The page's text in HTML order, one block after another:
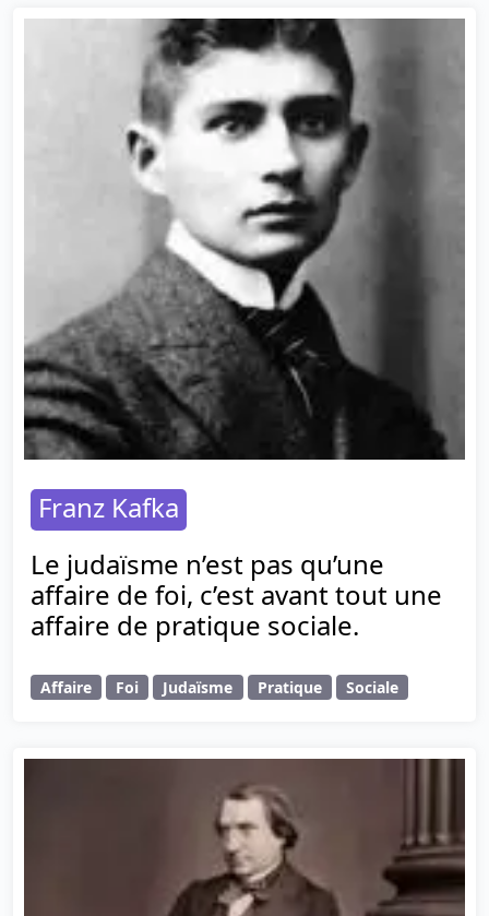
Franz Kafka
Le judaïsme n’est pas qu’une
affaire de foi, c’est avant tout une
affaire de pratique sociale.
Affaire Foi Judaïsme Pratique Sociale